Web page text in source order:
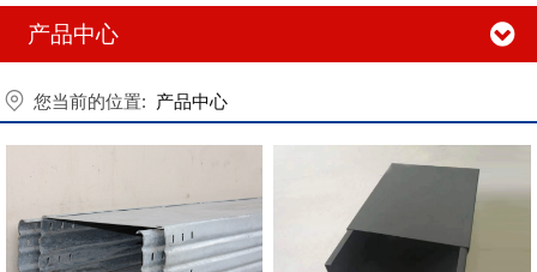
产品中心
您当前的位置: 产品中心